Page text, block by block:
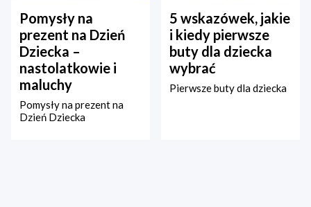
Pomysły na
prezent na Dzień
Dziecka –
nastolatkowie i
maluchy
Pomysły na prezent na
Dzień Dziecka
5 wskazówek, jakie
i kiedy pierwsze
buty dla dziecka
wybrać
Pierwsze buty dla dziecka